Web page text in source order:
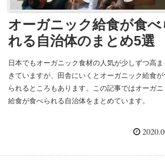
オーガニック給食が食べ
れる自治体のまとめ5選
日本でもオーガニック食材の人気が少しずつ高ま
きていますが、田舎にいくとオーガニック給食
られるところもあります。この記事ではオーガニ
給食が食べられる自治体をまとめています。